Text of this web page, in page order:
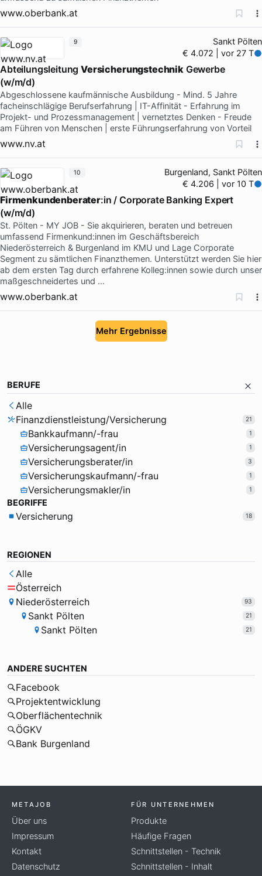
www.oberbank.at
Sankt Pölten
€ 4.072 | vor 27 T
AbteilungsleitungVersicherungstechnik Gewerbe
(w/m/d)
Abgeschlossene kaufmännische Ausbildung - Mind. 5 Jahre
facheinschlägige Berufserfahrung | IT-Affinität - Erfahrung im
Projekt- und Prozessmanagement | vernetztes Denken - Freude
am Führen von Menschen | erste Führungserfahrung von Vorteil
www.nv.at
9
Burgenland, Sankt Pölten
€ 4.206 | vor 10 T
Firmenkundenberater:in / Corporate Banking Expert
(w/m/d)
St. Pölten - MY JOB - Sie akquirieren, beraten und betreuen
umfassend Firmenkund:innen im Geschäftsbereich
Niederösterreich & Burgenland im KMU und Lage Corporate
Segment zu sämtlichen Finanzthemen. Unterstützt werden Sie hier
ab dem ersten Tag durch erfahrene Kolleg:innen sowie durch unser
maßgeschneidertes und …
www.oberbank.at
10
Mehr Ergebnisse
BERUFE
Alle
Finanzdienstleistung/Versicherung
21
Bankkaufmann/-frau 1
Versicherungsagent/in 1
Versicherungsberater/in 3
Versicherungskaufmann/-frau 1
Versicherungsmakler/in 1
BEGRIFFE
Versicherung 18
REGIONEN
Alle
Österreich
Niederösterreich
93
Sankt Pölten 21
Sankt Pölten 21
ANDERE SUCHTEN
Facebook
Projektentwicklung
Oberflächentechnik
ÖGKV
Bank Burgenland
METAJOB
Über uns
Impressum
Kontakt
Datenschutz
FÜR UNTERNEHMEN
Produkte
Häufige Fragen
Schnittstellen - Technik
Schnittstellen - Inhalt